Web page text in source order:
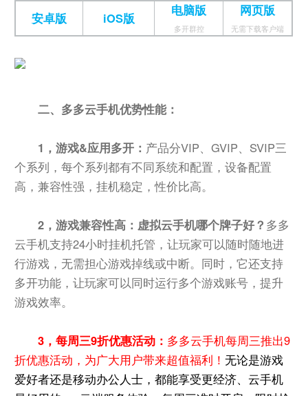
安卓版
iOS版 电脑版
多开群控
网页版
无需下载客户端
二、多多云手机优势性能：
1，游戏&应用多开： 产品分VIP、GVIP、SVIP三
个系列，每个系列都有不同系统和配置，设备配置
高，兼容性强，挂机稳定，性价比高。
2，游戏兼容性高：虚拟云手机哪个牌子好？ 多多
云手机支持24小时挂机托管，让玩家可以随时随地进
行游戏，无需担心游戏掉线或中断。同时，它还支持
多开功能，让玩家可以同时运行多个游戏账号，提升
游戏效率。
3，每周三9折优惠活动： 多多云手机每周三推出9
折优惠活动，为广大用户带来超值福利！无论是游戏
爱好者还是移动办公人士，都能享受更经济、云手机